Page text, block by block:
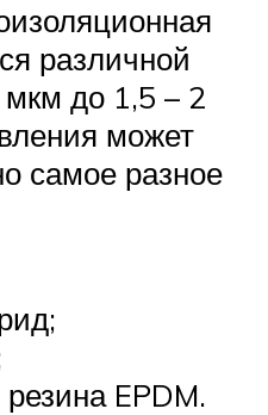
различной
до 1,5 – 2
может
самое разное
EPDM.